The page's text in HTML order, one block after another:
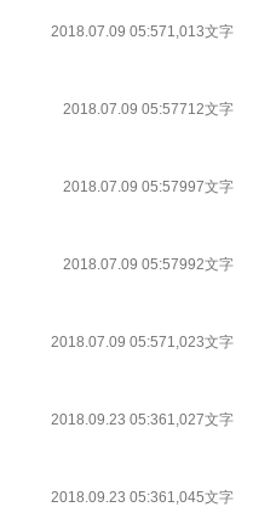
2018.07.09 05:571,013文字
2018.07.09 05:57712文字
2018.07.09 05:57997文字
2018.07.09 05:57992文字
2018.07.09 05:571,023文字
2018.09.23 05:361,027文字
2018.09.23 05:361,045文字